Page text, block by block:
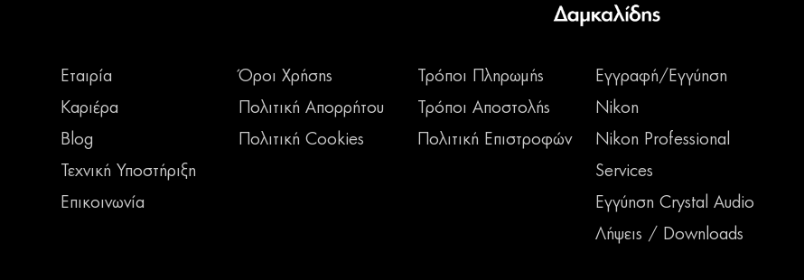
Εταιρία
Καριέρα
Blog
Τεχνική Υποστήριξη
Επικοινωνία
Όροι Χρήσης
Πολιτική Απορρήτου
Πολιτική Cookies
Τρόποι Πληρωμής
Τρόποι Αποστολής
Πολιτική Επιστροφών
Εγγραφή/Εγγύηση
Nikon
Nikon Professional
Services
Εγγύηση Crystal Audio
Λήψεις / Downloads